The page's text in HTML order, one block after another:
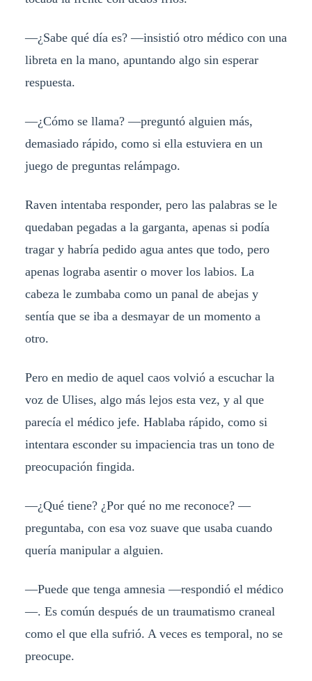
—¿Sabe qué día es? —insistió otro médico con una
libreta en la mano, apuntando algo sin esperar
respuesta.
—¿Cómo se llama? —preguntó alguien más,
demasiado rápido, como si ella estuviera en un
juego de preguntas relámpago.
Raven intentaba responder, pero las palabras se le
quedaban pegadas a la garganta, apenas si podía
tragar y habría pedido agua antes que todo, pero
apenas lograba asentir o mover los labios. La
cabeza le zumbaba como un panal de abejas y
sentía que se iba a desmayar de un momento a
otro.
Pero en medio de aquel caos volvió a escuchar la
voz de Ulises, algo más lejos esta vez, y al que
parecía el médico jefe. Hablaba rápido, como si
intentara esconder su impaciencia tras un tono de
preocupación fingida.
—¿Qué tiene? ¿Por qué no me reconoce? —
preguntaba, con esa voz suave que usaba cuando
quería manipular a alguien.
—Puede que tenga amnesia —respondió el médico
—. Es común después de un traumatismo craneal
como el que ella sufrió. A veces es temporal, no se
preocupe.